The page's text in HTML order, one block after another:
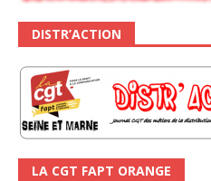
DISTR’ACTION
LA CGT FAPT ORANGE